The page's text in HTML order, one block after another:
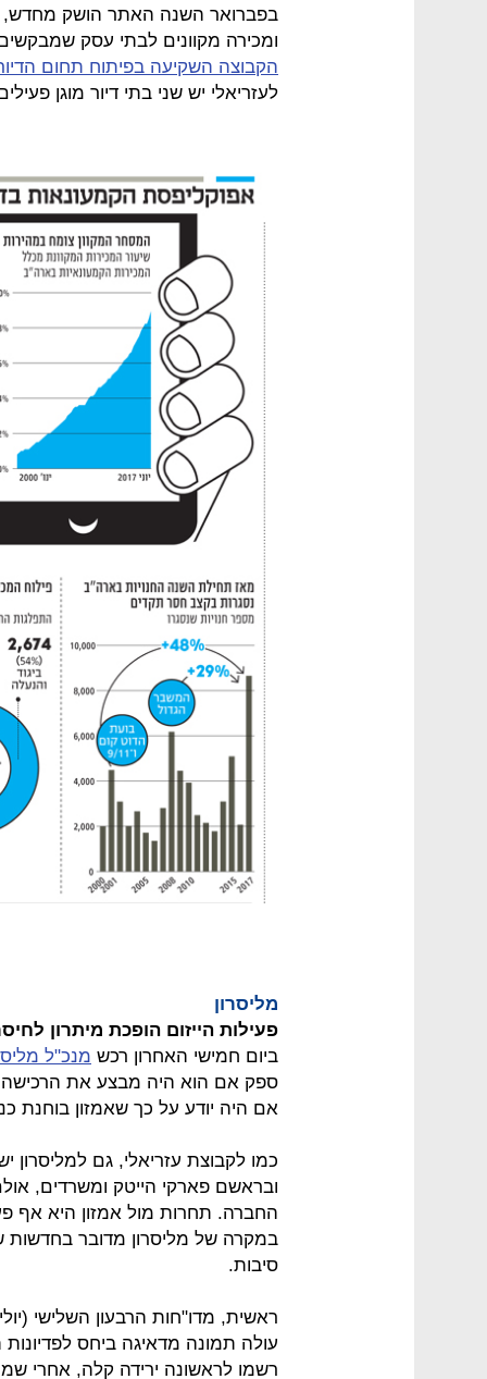
בפברואר השנה האתר הושק מחדש,
ומכירה מקוונים לבתי עסק
הקבוצה השקיעה בפיתוח תחום הדיור
לעזריאלי יש שני בתי דיור מוגן
מליסרון
פעילות הייזום הופכת מיתרון
ביום חמישי האחרון רכש מנכ"ל
אם היה יודע על כך שאמזון בוחנת
כמו לקבוצת עזריאלי, גם למליסרון
ובראשם פארקי הייטק ומשרדים,
החברה. תחרות מול אמזון היא אף
במקרה של מליסרון מדובר בחדשות
סיבות.
ראשית, מדו"חות הרבעון השלישי
עולה תמונה מדאיגה ביחס לפדיונות
רשמו לראשונה ירידה קלה, אחרי